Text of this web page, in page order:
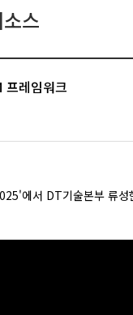
스
프레임워크
에서 DT기술본부 류성